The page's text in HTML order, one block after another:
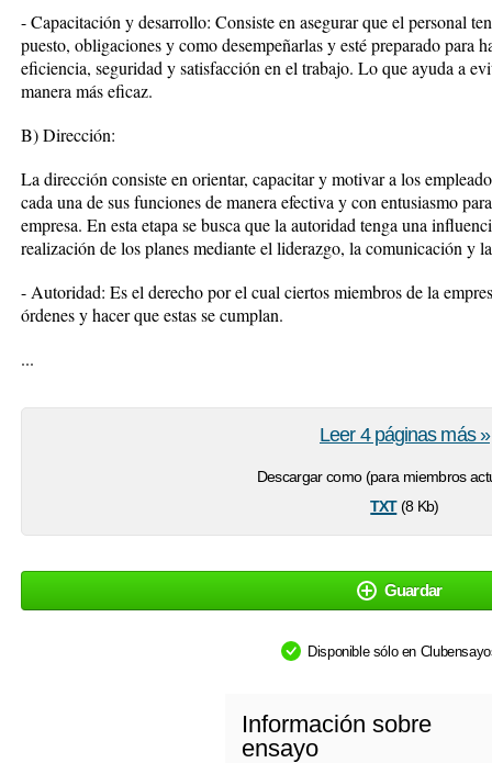
- Capacitación y desarrollo: Consiste en asegurar que el personal
puesto, obligaciones y como desempeñarlas y esté preparado para
eficiencia, seguridad y satisfacción en el trabajo. Lo que ayuda a
manera más eficaz.
B) Dirección:
La dirección consiste en orientar, capacitar y motivar a los
cada una de sus funciones de manera efectiva y con entusiasmo
empresa. En esta etapa se busca que la autoridad tenga una
realización de los planes mediante el liderazgo, la comunicación y
- Autoridad: Es el derecho por el cual ciertos miembros de la
órdenes y hacer que estas se cumplan.
...
Descargar como (para miembros
txt(8 Kb)
Leer 4 páginas más »
Guardar
Disponible sólo en
Información sobre
ensayo